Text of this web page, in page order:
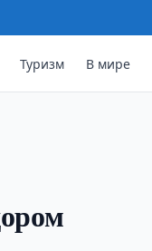
Туризм В мире